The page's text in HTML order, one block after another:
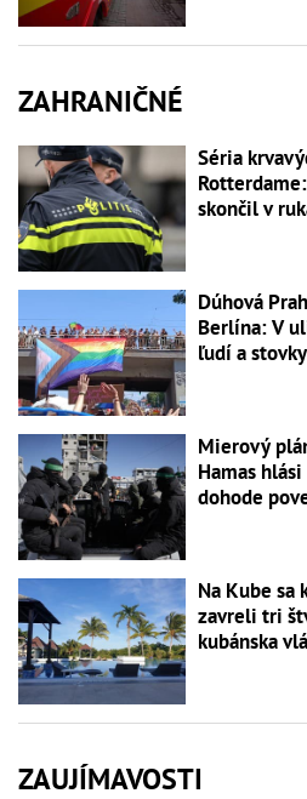
ZAHRANIČNÉ
Séria
skončil v
Dúhová
Berlína: V
ľudí a
Mierový
Hamas
dohode
Na Kube sa
zavreli tri
kubánska
ZAUJÍMAVOSTI